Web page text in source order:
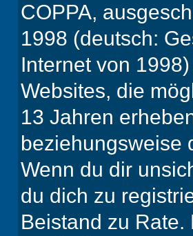
COPPA,
1998 (deutsch:
Internet von
Websites, die
13 Jahren
beziehungsweise
Wenn du dir
du dich zu
Beistand zu Rate.